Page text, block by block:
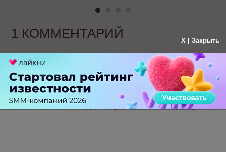
1 КОММЕНТАРИЙ
больше года назад
Пост классный! Спасибо.
Как сейчас дела идут? Ушел-таки в фарму?
X | Закрыть